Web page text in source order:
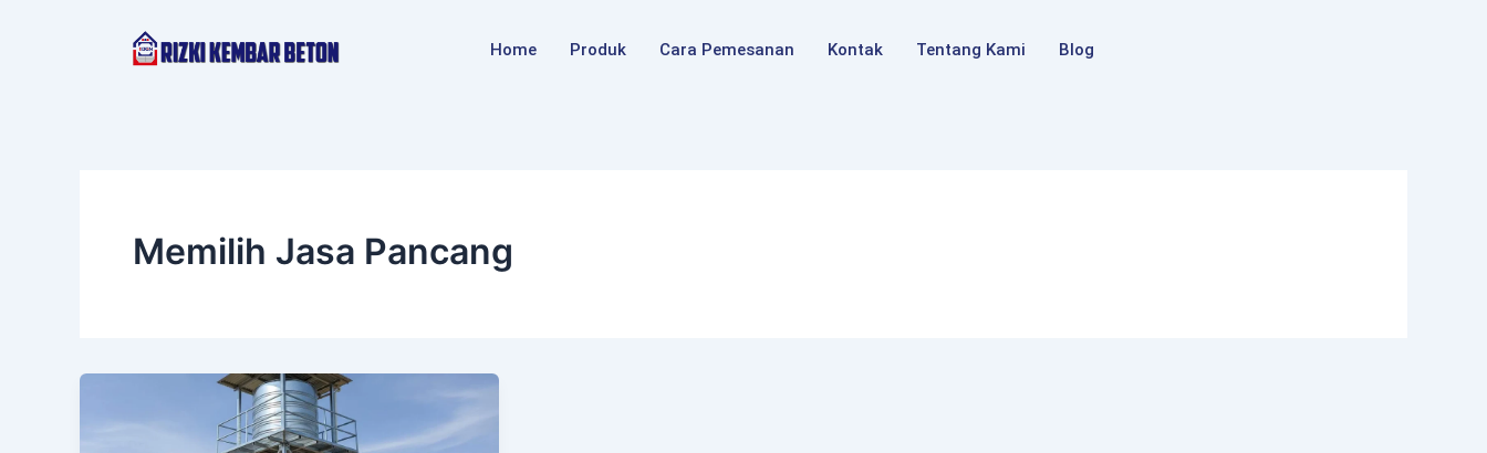
Home Produk Cara Pemesanan Kontak Tentang Kami Blog
Memilih Jasa Pancang